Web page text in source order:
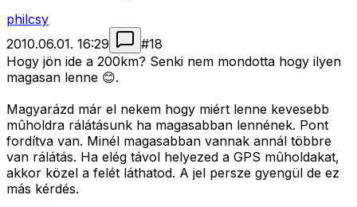
philcsy
2010.06.01. 16:29
#18
Hogy jön ide a 200km? Senki nem mondotta hogy ilyen
magasan lenne 😊.
Magyarázd már el nekem hogy miért lenne kevesebb
mûholdra rálátásunk ha magasabban lennének. Pont
fordítva van. Minél magasabban vannak annál többre
van rálátás. Ha elég távol helyezed a GPS mûholdakat,
akkor közel a felét láthatod. A jel persze gyengül de ez
más kérdés.